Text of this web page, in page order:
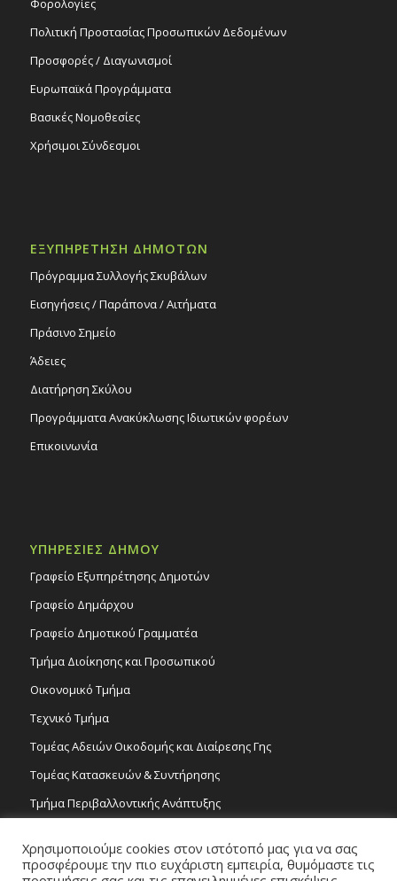
Φορολογίες
Πολιτική Προστασίας Προσωπικών Δεδομένων
Προσφορές / Διαγωνισμοί
Ευρωπαϊκά Προγράμματα
Βασικές Νομοθεσίες
Χρήσιμοι Σύνδεσμοι
ΕΞΥΠΗΡΕΤΗΣΗ ΔΗΜΟΤΩΝ
Πρόγραμμα Συλλογής Σκυβάλων
Εισηγήσεις / Παράπονα / Αιτήματα
Πράσινο Σημείο
Άδειες
Διατήρηση Σκύλου
Προγράμματα Ανακύκλωσης Ιδιωτικών φορέων
Επικοινωνία
ΥΠΗΡΕΣΙΕΣ ΔΗΜΟΥ
Γραφείο Εξυπηρέτησης Δημοτών
Γραφείο Δημάρχου
Γραφείο Δημοτικού Γραμματέα
Τμήμα Διοίκησης και Προσωπικού
Οικονομικό Τμήμα
Τεχνικό Τμήμα
Τομέας Αδειών Οικοδομής και Διαίρεσης Γης
Τομέας Κατασκευών & Συντήρησης
Τμήμα Περιβαλλοντικής Ανάπτυξης
Τομέας Γραμμάτων και Τεχνών
Χρησιμοποιούμε cookies στον ιστότοπό μας για να σας
προσφέρουμε την πιο ευχάριστη εμπειρία, θυμόμαστε τις